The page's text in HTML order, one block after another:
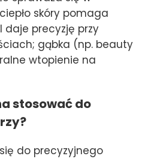
skóry pomaga
daje precyzję przy
gąbka (np. beauty
wtopienie na
stosować do
do precyzyjnego